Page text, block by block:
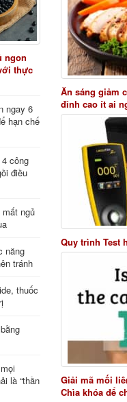
ngon
thực
ngay 6
hạn chế
công
điều
ngủ
năng
tránh
thuốc
là “thần
Ăn sáng giảm
đỉnh cao ít ai
Quy trình Test
Giải mã mối
Chìa khóa để